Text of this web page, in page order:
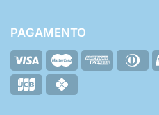
PAGAMENTO